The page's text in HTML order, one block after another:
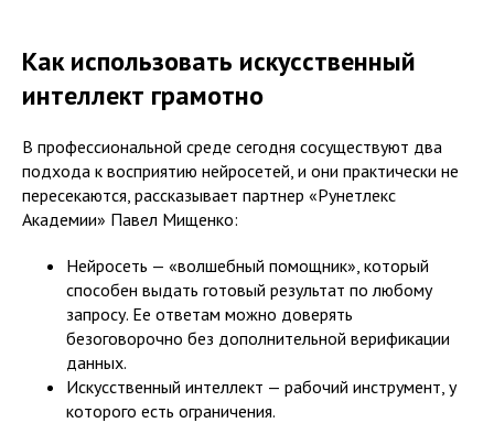
Как использовать искусственный
интеллект грамотно
В профессиональной среде сегодня сосуществуют два
подхода к восприятию нейросетей, и они практически не
пересекаются, рассказывает партнер «Рунетлекс
Академии» Павел Мищенко:
Нейросеть — «волшебный помощник», который
способен выдать готовый результат по любому
запросу. Ее ответам можно доверять
безоговорочно без дополнительной верификации
данных.
Искусственный интеллект — рабочий инструмент, у
которого есть ограничения.